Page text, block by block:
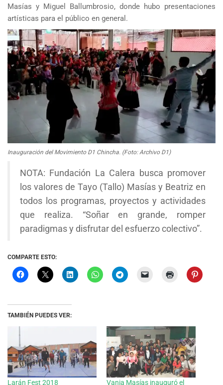
Masías y Miguel Ballumbrosio, donde hubo presentaciones
artísticas para el público en general.
Inauguración del Movimiento D1 Chincha. (Foto: Archivo D1)
NOTA: Fundación La Calera busca promover
los valores de Tayo (Tallo) Masías y Beatriz en
todos los programas, proyectos y actividades
que realiza. “Soñar en grande, romper
paradigmas y disfrutar del esfuerzo colectivo”.
COMPARTE ESTO:
TAMBIÉN PUEDES VER:
Larán Fest 2018 Vania Masías inauguró el